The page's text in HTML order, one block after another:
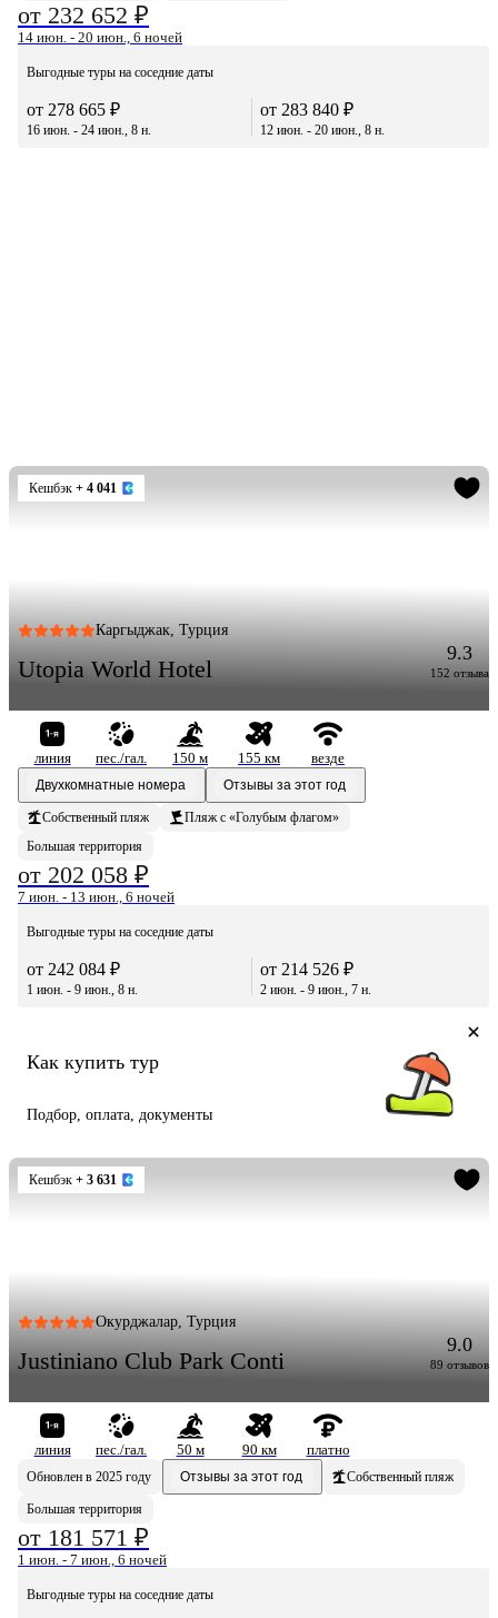
от 232 652 ₽
14 июн. - 20 июн., 6 ночей
Выгодные туры на соседние даты
от 278 665 ₽
16 июн. - 24 июн., 8 н.
от 283 840 ₽
12 июн. - 20 июн., 8 н.
Кешбэк + 4 041
Каргыджак, Турция
Utopia World Hotel
9.3
152 отзыва
линия пес./гал. 150 м 155 км
везде
Двухкомнатные номера
Отзывы за этот год
Собственный пляж
Пляж с «Голубым флагом»
Большая территория
от 202 058 ₽
7 июн. - 13 июн., 6 ночей
Выгодные туры на соседние даты
от 242 084 ₽
1 июн. - 9 июн., 8 н.
от 214 526 ₽
2 июн. - 9 июн., 7 н.
Как купить тур
Подбор, оплата, документы
Кешбэк + 3 631
Окурджалар, Турция
Justiniano Club Park Conti
9.0
89 отзывов
линия пес./гал. 50 м 90 км
платно
Обновлен в 2025 году
Отзывы за этот год Собственный пляж
Большая территория
от 181 571 ₽
1 июн. - 7 июн., 6 ночей
Выгодные туры на соседние даты